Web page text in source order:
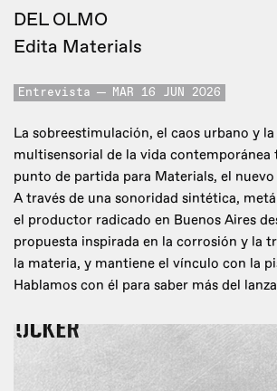
DEL OLMO
Edita Materials
Entrevista MAR 16 JUN 2026
La sobreestimulación, el caos urbano y
multisensorial de la vida
punto de partida para Materials, el nuevo
A través de una sonoridad sintética,
el productor radicado en Buenos Aires
propuesta inspirada en la corrosión y la
la materia, y mantiene el vínculo con la
Hablamos con él para saber más del